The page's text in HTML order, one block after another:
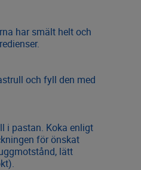
har smält helt och
och fyll den med
i pastan. Koka enligt
för önskat
lätt